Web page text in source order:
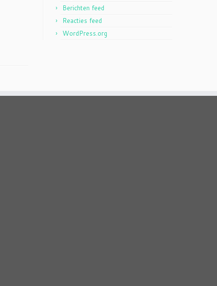
Berichten feed
Reacties feed
WordPress.org